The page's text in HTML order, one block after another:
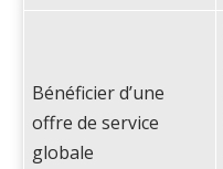
Bénéficier d’une
offre de service
globale